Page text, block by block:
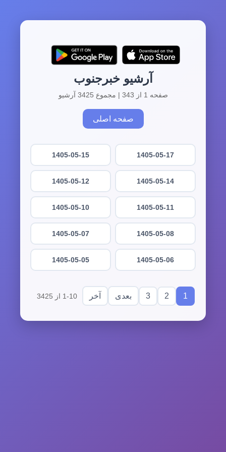
آرشیو خبرجنوب
صفحه 1 از 343 | مجموع 3425 آرشیو
صفحه اصلی
1405-05-17
1405-05-15
1405-05-14
1405-05-12
1405-05-11
1405-05-10
1405-05-08
1405-05-07
1405-05-06
1405-05-05
1
2
3 بعدی آخر 1-10 از 3425